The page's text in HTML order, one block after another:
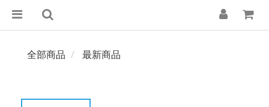
全部商品 最新商品